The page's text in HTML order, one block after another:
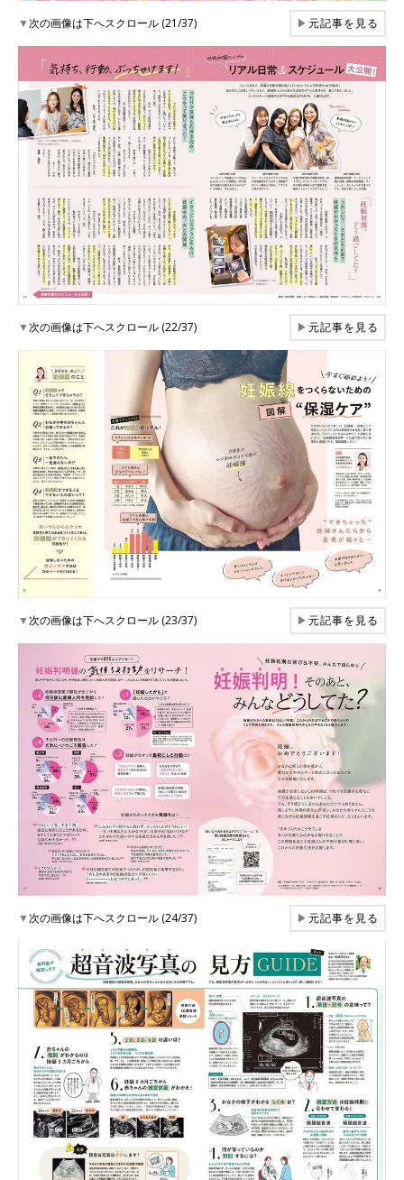
▼次の画像は下へスクロール (21/37) ▶元記事を見る
▼次の画像は下へスクロール (22/37) ▶元記事を見る
▼次の画像は下へスクロール (23/37) ▶元記事を見る
▼次の画像は下へスクロール (24/37) ▶元記事を見る